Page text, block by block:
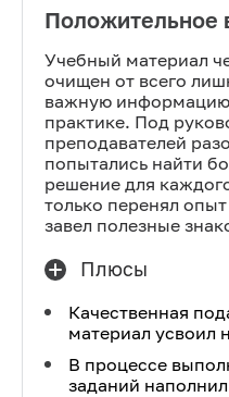
Положительное
Учебный материал
очищен от всего
важную
практике. Под
преподавателей
попытались найти
решение для
только перенял
завел полезные
Плюсы
Качественная
материал усвоил
В процессе
заданий